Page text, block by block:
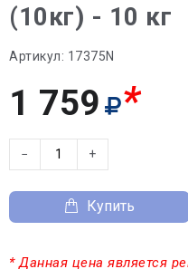
(10кг) - 10 кг
Артикул: 17375N
1 759 *
− +
Купить
* Данная цена является